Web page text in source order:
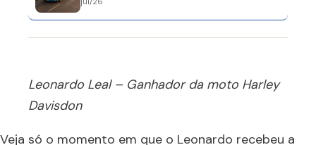
Leonardo Leal – Ganhador da moto Harley
Davisdon
Veja só o momento em que o Leonardo recebeu a